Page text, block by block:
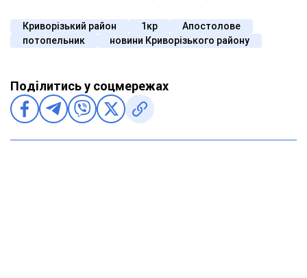
Криворізький район 1кр
Апостолове
потопельник
новини Криворізького району
Поділитись у соцмережах